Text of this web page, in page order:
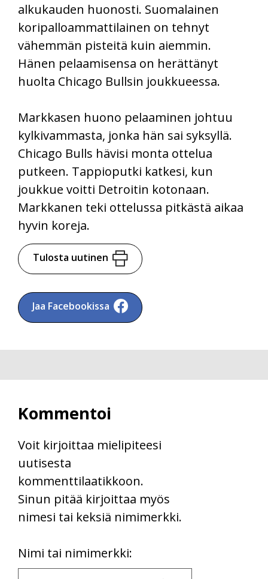
alkukauden huonosti. Suomalainen
koripalloammattilainen on tehnyt
vähemmän pisteitä kuin aiemmin.
Hänen pelaamisensa on herättänyt
huolta Chicago Bullsin joukkueessa.
Markkasen huono pelaaminen johtuu
kylkivammasta, jonka hän sai syksyllä.
Chicago Bulls hävisi monta ottelua
putkeen. Tappioputki katkesi, kun
joukkue voitti Detroitin kotonaan.
Markkanen teki ottelussa pitkästä aikaa
hyvin koreja.
Tulosta uutinen
Jaa Facebookissa
Kommentoi
Voit kirjoittaa mielipiteesi
uutisesta
kommenttilaatikkoon.
Sinun pitää kirjoittaa myös
nimesi tai keksiä nimimerkki.
Nimi tai nimimerkki:
Name